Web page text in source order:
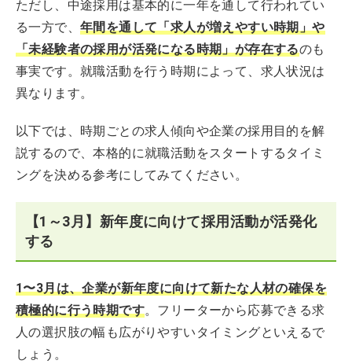
ただし、中途採用は基本的に一年を通して行われてい
る一方で、 年間を通して「求人が増えやすい時期」や
「未経験者の採用が活発になる時期」が存在するのも
事実です。就職活動を行う時期によって、求人状況は
異なります。
以下では、時期ごとの求人傾向や企業の採用目的を解
説するので、本格的に就職活動をスタートするタイミ
ングを決める参考にしてみてください。
【1～3月】新年度に向けて採用活動が活発化
する
1〜3月は、企業が新年度に向けて新たな人材の確保を
積極的に行う時期です。フリーターから応募できる求
人の選択肢の幅も広がりやすいタイミングといえるで
しょう。